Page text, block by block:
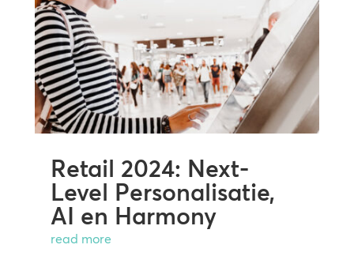
Retail 2024: Next-
Level Personalisatie,
AI en Harmony
read more